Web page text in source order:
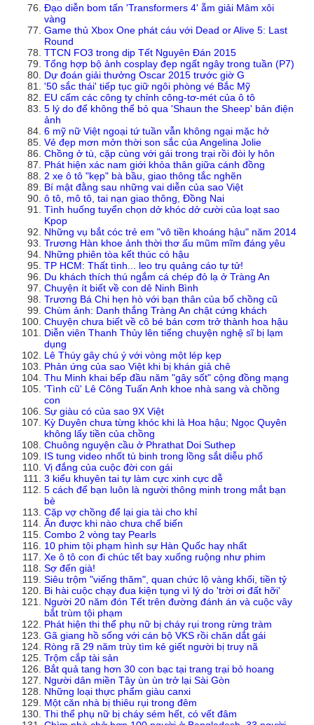
Đạo diễn bom tấn 'Transformers 4' ẵm giải Mâm xôi
vàng
Game thủ Xbox One phát cáu với Dead or Alive 5: Last
Round
TTCN FO3 trong dịp Tết Nguyên Đán 2015
Tổng hợp bộ ảnh cosplay đẹp ngất ngây trong tuần (P7)
Dự đoán giải thưởng Oscar 2015 trước giờ G
'50 sắc thái' tiếp tục giữ ngôi phòng vé Bắc Mỹ
EU cấm các công ty chỉnh công-tơ-mét của ô tô
5 lý do để không thể bỏ qua 'Shaun the Sheep' bản điện
ảnh
6 mỹ nữ Việt ngoại tứ tuần vẫn không ngại mặc hở
Vẻ đẹp mơn mởn thời son sắc của Angelina Jolie
Chồng ở tù, cặp cùng với gái trong trại rồi đòi ly hôn
Phát hiện xác nam giới khỏa thân giữa cánh đồng
2 xe ô tô "kẹp" bà bầu, giao thông tắc nghẽn
Bí mật đằng sau những vai diễn của sao Việt
ô tô, mô tô, tai nạn giao thông, Đồng Nai
Tình huống tuyển chọn dở khóc dở cười của loạt sao
Kpop
Những vụ bắt cóc trẻ em "vô tiền khoáng hậu" năm 2014
Trương Hàn khoe ảnh thời thơ ấu mũm mĩm đáng yêu
Những phiên tòa kết thúc có hậu
TP HCM: Thất tình... leo trụ quảng cáo tự tử!
Du khách thích thú ngắm cá chép đỏ lạ ở Tràng An
Chuyện ít biết về con dê Ninh Bình
Trương Bá Chi hẹn hò với bạn thân của bố chồng cũ
Chùm ảnh: Danh thắng Tràng An chật cứng khách
Chuyện chưa biết về cô bé bán cơm trở thành hoa hậu
Diễn viên Thanh Thủy lên tiếng chuyện nghệ sĩ bị lạm
dụng
Lê Thúy gây chú ý với vòng một lép kẹp
Phản ứng của sao Việt khi bị khán giả chê
Thu Minh khai bếp đầu năm "gây sốt" cộng đồng mạng
'Tình cũ' Lê Công Tuấn Anh khoe nhà sang và chồng
con
Sự giàu có của sao 9X Việt
Kỳ Duyên chưa từng khóc khi là Hoa hậu; Ngọc Quyên
không lấy tiền của chồng
Chuông nguyện cầu ở Phrathat Doi Suthep
IS tung video nhốt tù binh trong lồng sắt diễu phố
Vị đắng của cuộc đời con gái
3 kiểu khuyên tai tự làm cực xinh cực dễ
5 cách để bạn luôn là người thông minh trong mắt bạn
bè
Cặp vợ chồng để lại gia tài cho khỉ
Ăn được khi nào chưa chế biến
Combo 2 vòng tay Pearls
10 phim tội phạm hình sự Hàn Quốc hay nhất
Xe ô tô con đi chúc tết bay xuống ruộng như phim
Sợ đến già!
Siêu trộm "viếng thăm", quan chức lộ vàng khối, tiền tỷ
Bi hài cuộc chạy đua kiện tụng vì lý do 'trời ơi đất hỡi'
Người 20 năm đón Tết trên đường đánh án và cuộc vây
bắt trùm tội phạm
Phát hiện thi thể phụ nữ bị cháy rụi trong rừng tràm
Gã giang hồ sống với cán bộ VKS rồi chăn dắt gái
Ròng rã 29 năm trùy tìm kẻ giết người bị truy nã
Trộm cắp tài sản
Bắt quả tang hơn 30 con bạc tại trang trại bỏ hoang
Người dân miền Tây ùn ùn trở lại Sài Gòn
Những loại thực phẩm giàu canxi
Một căn nhà bị thiêu rụi trong đêm
Thi thể phụ nữ bị cháy sém hết, có vết đâm